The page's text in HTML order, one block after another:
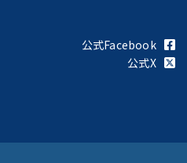
公式Facebook
公式X